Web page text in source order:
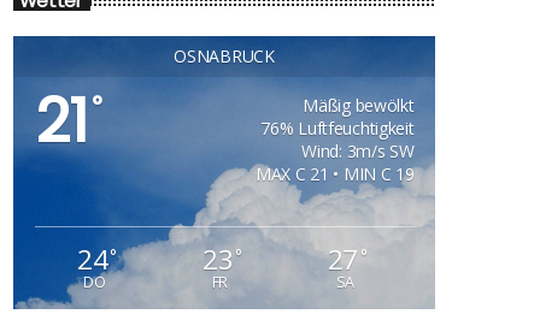
OSNABRÜCK
21 °
Mäßig bewölkt
76% Luftfeuchtigkeit
Wind: 3m/s SW
MAX C 21 • MIN C 19
24°
DO
23 °
FR
27 °
SA